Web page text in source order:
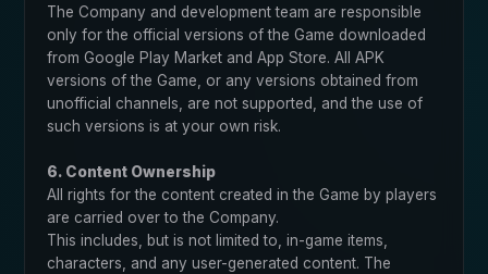
The Company and development team are responsible
only for the official versions of the Game downloaded
from Google Play Market and App Store. All APK
versions of the Game, or any versions obtained from
unofficial channels, are not supported, and the use of
such versions is at your own risk.
6. Content Ownership
All rights for the content created in the Game by players
are carried over to the Company.
This includes, but is not limited to, in-game items,
characters, and any user-generated content. The